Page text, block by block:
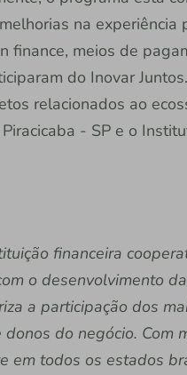
na
finance, meios de
do Inovar
relacionados ao
- SP e o
financeira
o desenvolvimento
a participação dos
do negócio. Com
em todos os estados